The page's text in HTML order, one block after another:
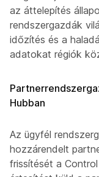
az áttelepítés
rendszergazdák
időzítés és a
adatokat régiók
Hubban
Az ügyfél
hozzárendelt
frissítését a